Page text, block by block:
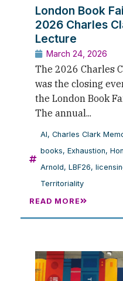
London Book
2026 Charles
Lecture
March 24, 2026
The 2026 Charles
was the closing
the London Book
The annual...
AI, Charles Clark
books, Exhaustion,
Arnold, LBF26,
Territoriality
READ MORE